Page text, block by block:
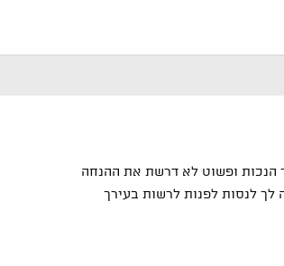
הנכות ופשוט לא דרשת את ההנחה
לך לנסות לפנות לרשות בעירך